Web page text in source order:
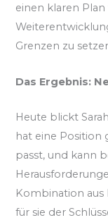
einen klaren
Grenzen zu
Das Ergebnis:
Heute blickt
hat eine Position
passt, und kann
Kombination aus
für sie der